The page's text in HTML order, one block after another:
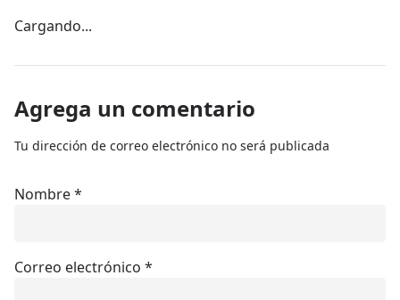
Cargando...
Agrega un comentario
Tu dirección de correo electrónico no será publicada
Nombre*
Correo electrónico *